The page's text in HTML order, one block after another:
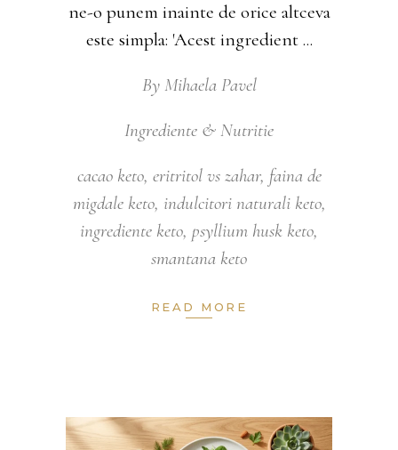
ne-o punem inainte de orice altceva
este simpla: 'Acest ingredient
By Mihaela Pavel
Ingrediente & Nutritie
cacao keto, eritritol vs zahar, faina de
migdale keto, indulcitori naturali keto,
ingrediente keto, psyllium husk keto,
smantana keto
READ MORE